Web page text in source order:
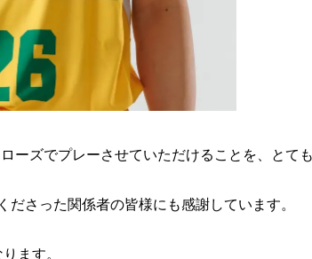
ーズでプレーさせていただけることを、とて
ださった関係者の皆様にも感謝しています。
ます。